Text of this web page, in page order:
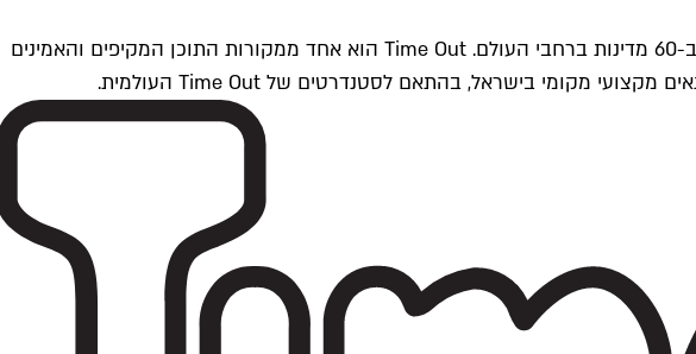
Time Outתל אביב הוא חלק מרשת Time Out Global — רשת מדיה בינלאומית הפועלת ב-360 ערים מרכזיות וב-60 מדינות ברחבי העולם. Time Out הוא אחד ממקורות התוכן המקיפים והאמינים